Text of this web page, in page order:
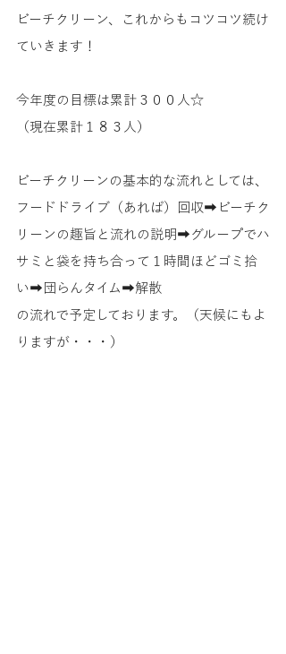
ビーチクリーン、これからもコツコツ続け
ていきます！
今年度の目標は累計３００人☆
（現在累計１８３人）
ビーチクリーンの基本的な流れとしては、
フードドライブ（あれば）回収➡ビーチク
リーンの趣旨と流れの説明➡グループでハ
サミと袋を持ち合って１時間ほどゴミ拾
い➡団らんタイム➡解散
の流れで予定しております。（天候にもよ
りますが・・・）